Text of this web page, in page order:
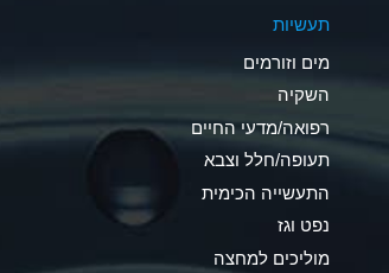
A
B
A
תעשיות
מים וזורמים
השקיה
רפואה/מדעי החיים
תעופה/חלל וצבא
התעשייה הכימית
נפט וגז
מוליכים למחצה